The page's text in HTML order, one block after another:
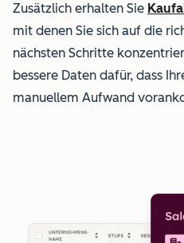
Zusätzlich erhalten Sie
mit denen Sie sich auf die
nächsten Schritte
bessere Daten dafür, dass
manuellem Aufwand